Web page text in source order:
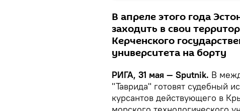
В апреле этого года
заходить в свои
Керченского
университета на борту
РИГА, 31 мая — Sputnik. В
"Таврида" готовят судебный
курсантов действующего в